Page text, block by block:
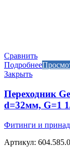
Сравнить
Подробнее
Закрыть
Переходник
d=32мм, G=1
Фитинги и
Артикул: